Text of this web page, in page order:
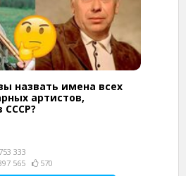
назвать имена всех
артистов,
СССР?
333
565
570